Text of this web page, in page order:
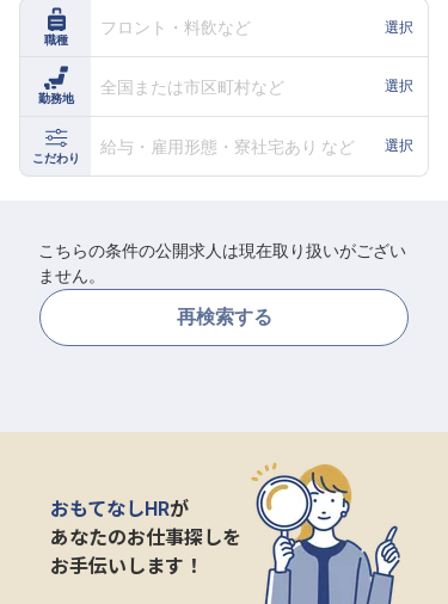
ご利用の流れ
よくある質問
ホテル・宿泊業界情報コラム
職種
フロント・料飲など 選択
勤務地
全国または市区町村など 選択
こだわり
給与・雇用形態・寮社宅あり など 選択
こちらの条件の公開求人は現在取り扱いがござい
ません。
再検索する
おもてなしHRが
あなたのお仕事探しを
お手伝いします！